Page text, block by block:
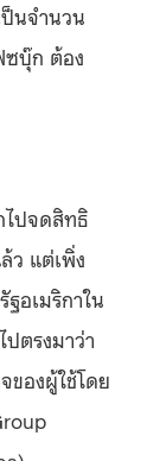
นจำนวน
ซบุ๊ก ต้อง
ไปจดสิทธิ
ว แต่เพิ่ง
อเมริกาใน
ตรงมาว่า
ของผู้ใช้โดย